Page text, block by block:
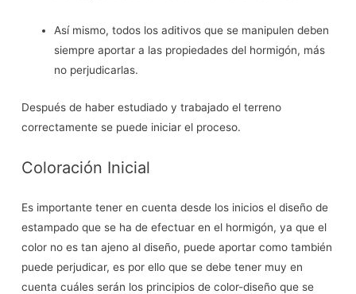
Así mismo, todos los aditivos que se manipulen deben
siempre aportar a las propiedades del hormigón, más
no perjudicarlas.
Después de haber estudiado y trabajado el terreno
correctamente se puede iniciar el proceso.
Coloración Inicial
Es importante tener en cuenta desde los inicios el diseño de
estampado que se ha de efectuar en el hormigón, ya que el
color no es tan ajeno al diseño, puede aportar como también
puede perjudicar, es por ello que se debe tener muy en
cuenta cuáles serán los principios de color-diseño que se